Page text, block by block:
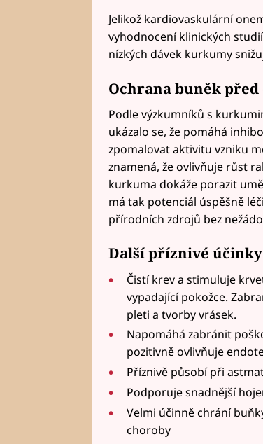
Jelikož kardiovaskulární
vyhodnocení klinických
nízkých dávek kurkumy
Ochrana buněk
Podle výzkumníků s
ukázalo se, že pomáhá
zpomalovat aktivitu vzniku
znamená, že ovlivňuje růst
kurkuma dokáže porazit
má tak potenciál úspěšně
přírodních zdrojů bez
Další příznivé
Čistí krev a stimuluje
vypadající pokožce.
pleti a tvorby vrásek.
Napomáhá zabránit
pozitivně ovlivňuje
Příznivě působí při
Podporuje snadnější
Velmi účinně chrání
choroby